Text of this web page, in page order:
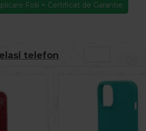
Folii + Certificat de Garantie
telefon